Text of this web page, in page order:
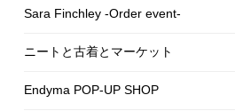
Sara Finchley -Order event-
ニートと古着とマーケット
Endyma POP-UP SHOP